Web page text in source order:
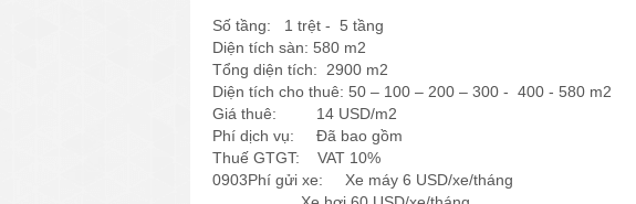
Số tầng: 1 trệt - 5 tầng
Diện tích sàn: 580 m2
Tổng diện tích: 2900 m2
Diện tích cho thuê: 50 – 100 – 200 – 300 - 400 - 580 m2
Giá thuê: 14 USD/m2
Phí dịch vụ: Đã bao gồm
Thuế GTGT: VAT 10%
0903Phí gửi xe: Xe máy 6 USD/xe/tháng